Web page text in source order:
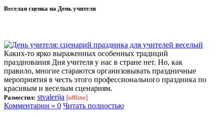
Веселая сценка на День учителя
Каких-то ярко выраженных особенных традиций
празднования Дня учителя у нас в стране нет. Но, как
правило, многие стараются организовывать праздничные
мероприятия в честь этого профессионального праздника по
красивым и веселым сценариям.
Разместил: stvalerija [offline]
Комментарии » 0 Читать полностью